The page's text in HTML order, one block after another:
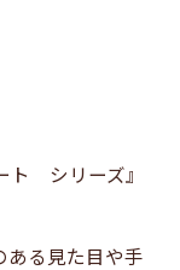
ト シリーズ』
ある見た目や手